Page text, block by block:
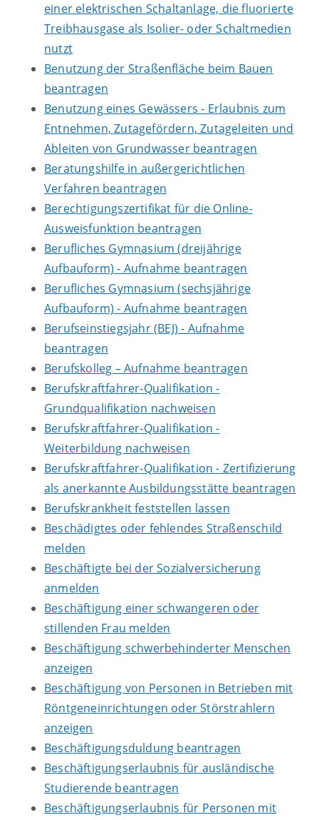
einer elektrischen Schaltanlage, die fluorierte
Treibhausgase als Isolier- oder Schaltmedien
nutzt
Benutzung der Straßenfläche beim Bauen
beantragen
Benutzung eines Gewässers - Erlaubnis zum
Entnehmen, Zutagefördern, Zutageleiten und
Ableiten von Grundwasser beantragen
Beratungshilfe in außergerichtlichen
Verfahren beantragen
Berechtigungszertifikat für die Online-
Ausweisfunktion beantragen
Berufliches Gymnasium (dreijährige
Aufbauform) - Aufnahme beantragen
Berufliches Gymnasium (sechsjährige
Aufbauform) - Aufnahme beantragen
Berufseinstiegsjahr (BEJ) - Aufnahme
beantragen
Berufskolleg – Aufnahme beantragen
Berufskraftfahrer-Qualifikation -
Grundqualifikation nachweisen
Berufskraftfahrer-Qualifikation -
Weiterbildung nachweisen
Berufskraftfahrer-Qualifikation - Zertifizierung
als anerkannte Ausbildungsstätte beantragen
Berufskrankheit feststellen lassen
Beschädigtes oder fehlendes Straßenschild
melden
Beschäftigte bei der Sozialversicherung
anmelden
Beschäftigung einer schwangeren oder
stillenden Frau melden
Beschäftigung schwerbehinderter Menschen
anzeigen
Beschäftigung von Personen in Betrieben mit
Röntgeneinrichtungen oder Störstrahlern
anzeigen
Beschäftigungsduldung beantragen
Beschäftigungserlaubnis für ausländische
Studierende beantragen
Beschäftigungserlaubnis für Personen mit